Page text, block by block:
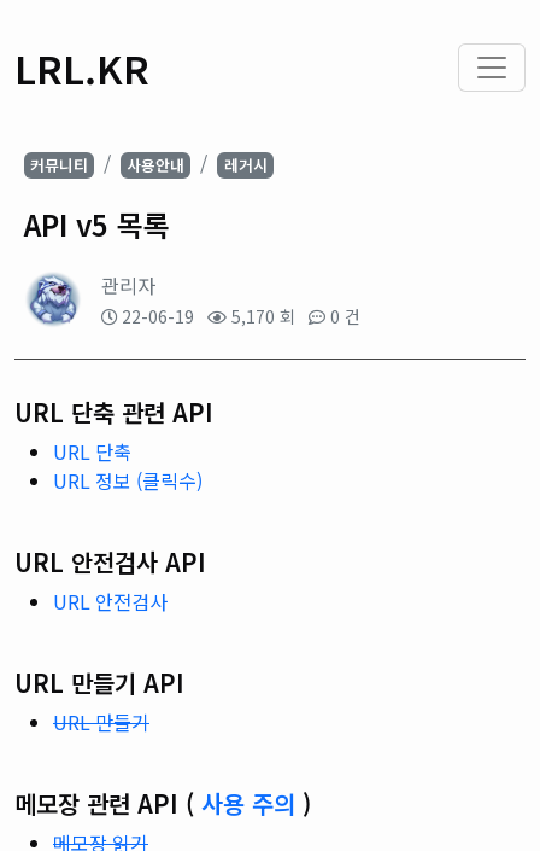
LRL.KR
커뮤니티 사용안내 레거시
API v5 목록
관리자
22-06-19 5,170 회 0 건
URL 단축 관련 API
URL 단축
URL 정보 (클릭수)
URL 안전검사 API
URL 안전검사
URL 만들기 API
URL 만들기
메모장 관련 API ( 사용 주의 )
메모장 읽기